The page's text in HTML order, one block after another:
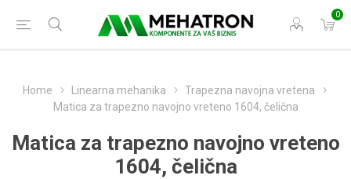
0
Home Linearna mehanika
Trapezna navojna vretena
Matica za trapezno navojno vreteno 1604, čelična
Matica za trapezno navojno vreteno
1604, čelična